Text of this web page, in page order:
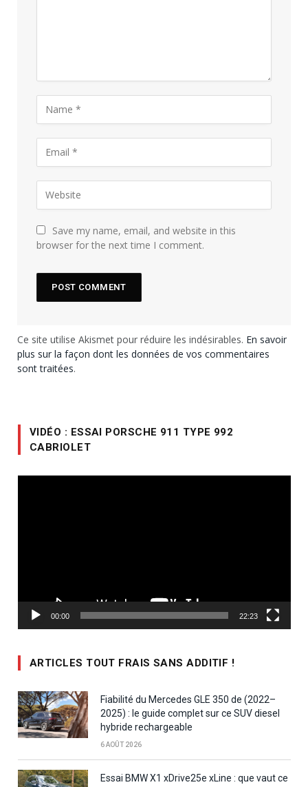
Save my name, email, and website in this
browser for the next time I comment.
Ce site utilise Akismet pour réduire les indésirables. En savoir
plus sur la façon dont les données de vos commentaires
sont traitées.
VIDÉO : ESSAI PORSCHE 911 TYPE 992
CABRIOLET
00:00 22:23
ARTICLES TOUT FRAIS SANS ADDITIF !
Fiabilité du Mercedes GLE 350 de (2022–
2025) : le guide complet sur ce SUV diesel
hybride rechargeable
6 AOÛT 2026
Essai BMW X1 xDrive25e xLine : que vaut ce